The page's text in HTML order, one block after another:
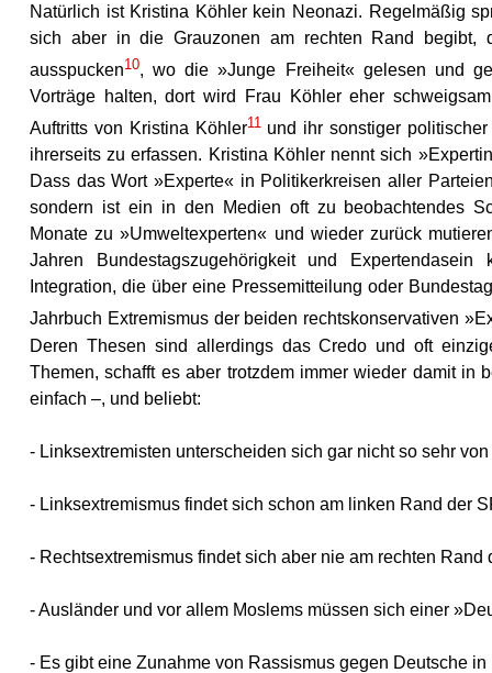
Natürlich ist Kristina Köhler kein Neonazi. Regelmäßig
sich aber in die Grauzonen am rechten Rand begibt,
ausspucken10, wo die »Junge Freiheit« gelesen und
Vorträge halten, dort wird Frau Köhler eher
Auftritts von Kristina Köhler11und ihr sonstiger politischer
ihrerseits zu erfassen. Kristina Köhler nennt sich
Dass das Wort »Experte« in Politikerkreisen aller
sondern ist ein in den Medien oft zu beobachtendes
Monate zu »Umweltexperten« und wieder zurück
Jahren Bundestagszugehörigkeit und
Integration, die über eine Pressemitteilung oder
Jahrbuch Extremismus der beiden rechtskonservativen
Deren Thesen sind allerdings das Credo und oft
Themen, schafft es aber trotzdem immer wieder damit in
einfach –, und beliebt:
- Linksextremisten unterscheiden sich gar nicht so sehr
- Linksextremismus findet sich schon am linken Rand der
- Rechtsextremismus findet sich aber nie am rechten Rand
- Ausländer und vor allem Moslems müssen sich einer
- Es gibt eine Zunahme von Rassismus gegen Deutsche